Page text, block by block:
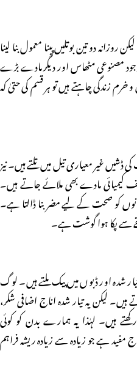
روزانہ دو تین بوتلیں پینا معمول بنا لینا
مصنوعی مٹھاس اور دیگر مادے بڑے
زندگی چاہتے ہیں تو ہر قسم کی حتیٰ کہ
غیر معیاری تیل میں تلتے ہیں۔ نیز
کیمیائی مادے بھی ملائے جاتے ہیں۔
کو صحت کے لیے مضر بنا ڈالتا ہے۔
سے پکا ہوا گوشت ہے۔
شدہ اور ڈبوں میں پیک ملتے ہیں۔ لوگ
لیکن یہ تیار شدہ اناج اضافی شکر،
ہیں۔ لہٰذا یہ ہمارے بدن کو کوئی
مفید ہے جو زیادہ سے زیادہ ریشہ فراہم